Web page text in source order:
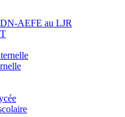
AEFE au LJR